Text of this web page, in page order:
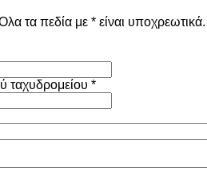
τα πεδία με * είναι υποχρεωτικά.
ταχυδρομείου *